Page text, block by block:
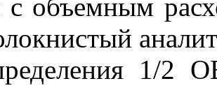
с объемным
й
1/2